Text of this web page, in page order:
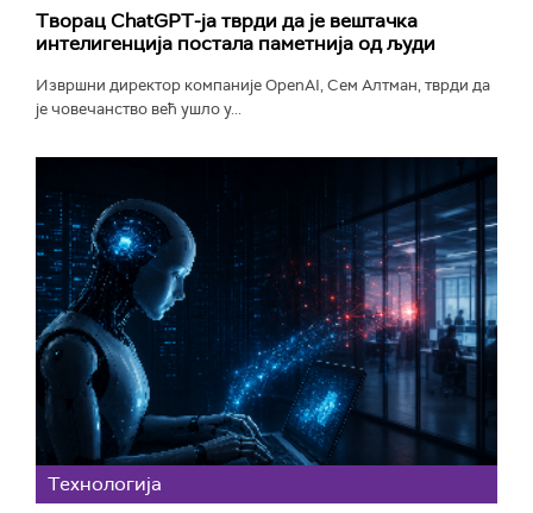
Творац ChatGPT-ја тврди да је вештачка
интелигенција постала паметнија од људи
Извршни директор компаније OpenAI, Сем Алтман, тврди да
је човечанство већ ушло у...
Технологијa